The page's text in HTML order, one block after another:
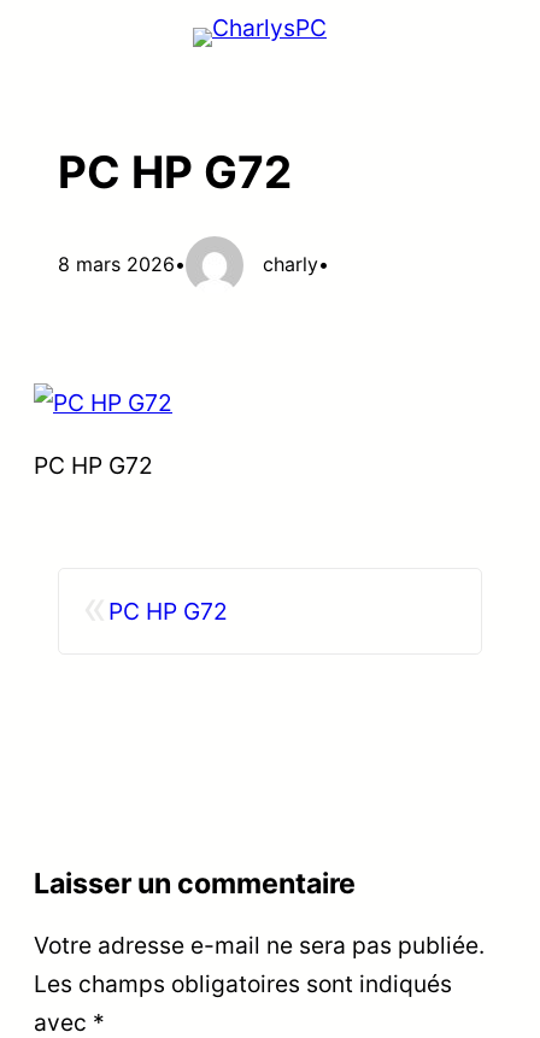
PC HP G72
8 mars 2026• charly•
PC HP G72
PC HP G72
Laisser un commentaire
Votre adresse e-mail ne sera pas publiée.
Les champs obligatoires sont indiqués
avec *